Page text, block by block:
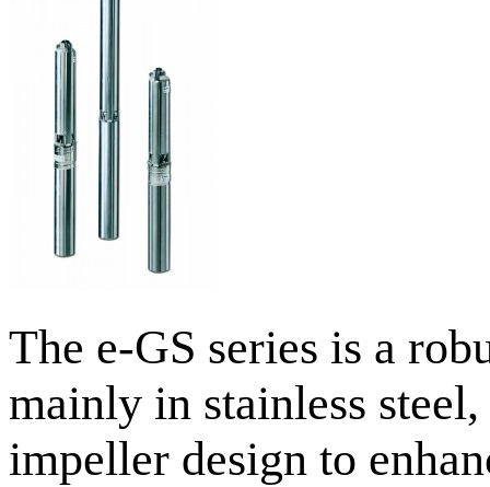
The e-GS series is a
mainly in stainless
impeller design to